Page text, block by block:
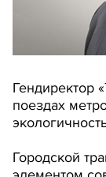
Гендиректор
поездах
Городской